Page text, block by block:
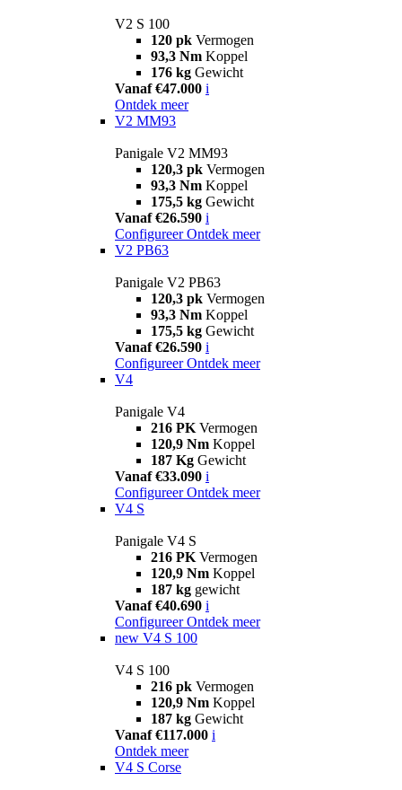
V2 S 100
120 pk Vermogen
93,3 Nm Koppel
176 kg Gewicht
Vanaf €47.000 i
Ontdek meer
V2 MM93
Panigale V2 MM93
120,3 pk Vermogen
93,3 Nm Koppel
175,5 kg Gewicht
Vanaf €26.590 i
Configureer Ontdek meer
V2 PB63
Panigale V2 PB63
120,3 pk Vermogen
93,3 Nm Koppel
175,5 kg Gewicht
Vanaf €26.590 i
Configureer Ontdek meer
V4
Panigale V4
216 PK Vermogen
120,9 Nm Koppel
187 Kg Gewicht
Vanaf €33.090 i
Configureer Ontdek meer
V4 S
Panigale V4 S
216 PK Vermogen
120,9 Nm Koppel
187 kg gewicht
Vanaf €40.690 i
Configureer Ontdek meer
new V4 S 100
V4 S 100
216 pk Vermogen
120,9 Nm Koppel
187 kg Gewicht
Vanaf €117.000 i
Ontdek meer
V4 S Corse